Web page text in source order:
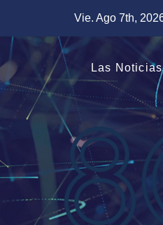
contenido
Vie. Ago 7th,
Las